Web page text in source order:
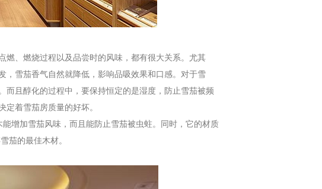
、燃烧过程以及品尝时的风味，都有很大关系。尤其
，雪茄香气自然就降低，影响品吸效果和口感。对于雪
且醇化的过程中，要保持恒定的是湿度，防止雪茄被频
定着雪茄房质量的好坏。
加雪茄风味，而且能防止雪茄被虫蛀。同时，它的材质
茄的最佳木材。